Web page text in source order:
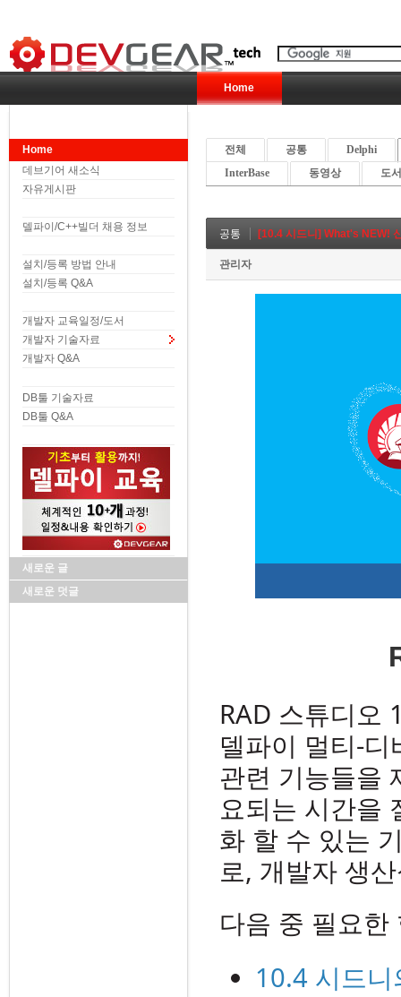
Home
Home
데브기어 새소식
자유게시판
델파이/C++빌더 채용 정보
설치/등록 방법 안내
설치/등록 Q&A
개발자 교육일정/도서
개발자 기술자료
개발자 Q&A
DB툴 기술자료
DB툴 Q&A
새로운 글
새로운 덧글
전체 공통
Delphi
InterBase
동영상 도
공통 [10.4 시드니] What's NEW!
관리자
RAD 스튜디오
델파이 멀티-
관련 기능들을
요되는 시간을
화 할 수 있는
로, 개발자 생
다음 중 필요
10.4 시드